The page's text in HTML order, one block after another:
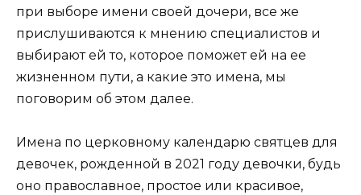
при выборе имени своей дочери, все же
прислушиваются к мнению специалистов и
выбирают ей то, которое поможет ей на ее
жизненном пути, а какие это имена, мы
поговорим об этом далее.
Имена по церковному календарю святцев для
девочек, рожденной в 2021 году девочки, будь
оно православное, простое или красивое,